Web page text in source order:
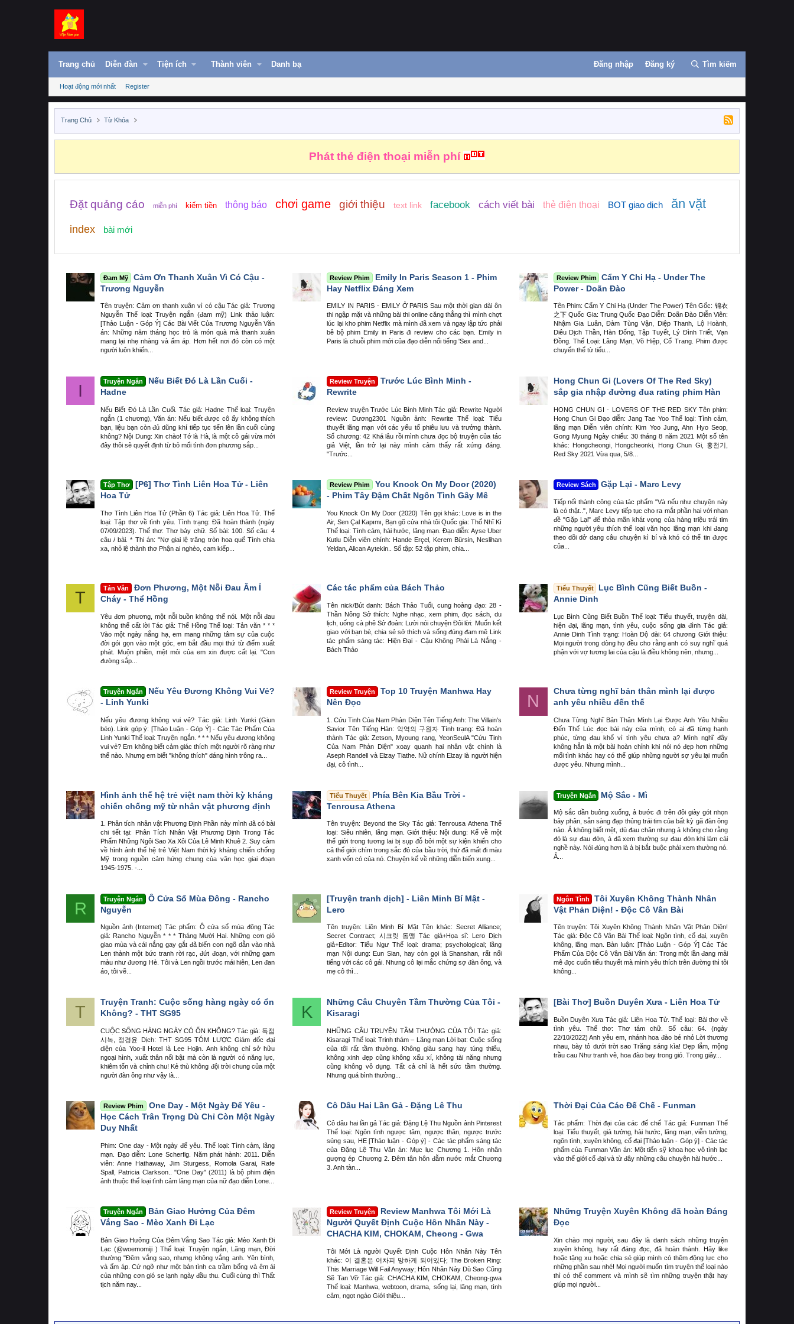
Trang chủ Diễn đàn Tiện ích Thành viên Danh bạ Đăng nhập Đăng ký Tìm kiếm
Hoạt động mới nhất Register
Trang Chủ Từ Khóa
Phát thẻ điện thoại miễn phí
Đặt quảng cáo miễn phí kiếm tiền thông báo chơi game giới thiệu text link facebook cách viết bài thẻ điện thoại BOT giao dịch ăn vặt
index bài mới
Đam Mỹ
Cảm Ơn Thanh Xuân Vì Có Cậu -
Trương Nguyễn
Tên truyện: Cảm ơn thanh xuân vì có cậu Tác giả: Trương
Nguyễn Thể loại: Truyện ngắn (đam mỹ) Link thảo luận:
[Thảo Luận - Góp Ý] Các Bài Viết Của Trương Nguyễn Văn
án: Những năm tháng học trò là món quà mà thanh xuân
mang lại nhẹ nhàng và ấm áp. Hơn hết nơi đó còn có một
người luôn khiến...
Review Phim
Emily In Paris Season 1 - Phim
Hay Netflix Đáng Xem
EMILY IN PARIS - EMILY Ở PARIS Sau một thời gian dài ôn
thi ngập mặt và những bài thi online căng thẳng thì mình chợt
lúc lại kho phim Netflix mà mình đã xem và ngay lập tức phải
bê bộ phim Emily in Paris đi review cho các bạn. Emily in
Paris là chuỗi phim mới của đạo diễn nổi tiếng 'Sex and...
Review Phim
Cẩm Y Chi Hạ - Under The
Power - Doãn Đào
Tên Phim: Cẩm Y Chi Hạ (Under The Power) Tên Gốc: 锦衣
之下 Quốc Gia: Trung Quốc Đạo Diễn: Doãn Đào Diễn Viên:
Nhậm Gia Luân, Đàm Tùng Vận, Diệp Thanh, Lộ Hoành,
Diêu Dịch Thần, Hàn Đống, Tập Tuyết, Lý Đình Triết, Vạn
Đồng. Thể Loại: Lãng Mạn, Võ Hiệp, Cổ Trang. Phim được
chuyển thể từ tiểu...
I Truyện Ngắn
Nếu Biết Đó Là Lần Cuối -
Hadne
Nếu Biết Đó Là Lần Cuối. Tác giả: Hadne Thể loại: Truyện
ngắn (1 chương), Văn án: Nếu biết được cô ấy không thích
bạn, liệu bạn còn đủ dũng khí tiếp tục tiến lên lần cuối cùng
không? Nội Dung: Xin chào! Tớ là Hà, là một cô gái vừa mới
đây thôi sẽ quyết định từ bỏ mối tình đơn phương sắp...
Review Truyện
Trước Lúc Bình Minh -
Rewrite
Review truyện Trước Lúc Bình Minh Tác giả: Rewrite Người
review: Dương2301 Nguồn ảnh: Rewrite Thể loại: Tiểu
thuyết lãng mạn với các yếu tố phiêu lưu và trưởng thành.
Số chương: 42 Khá lâu rồi mình chưa đọc bộ truyện của tác
giả Việt, lần trở lại này mình cảm thấy rất xứng đáng.
"Trước...
Hong Chun Gi (Lovers Of The Red Sky)
sắp gia nhập đường đua rating phim Hàn
HONG CHUN GI - LOVERS OF THE RED SKY Tên phim:
Hong Chun Gi Đạo diễn: Jang Tae Yoo Thể loại: Tình cảm,
lãng mạn Diễn viên chính: Kim Yoo Jung, Ahn Hyo Seop,
Gong Myung Ngày chiếu: 30 tháng 8 năm 2021 Một số tên
khác: Hongcheongi, Hongcheonki, Hong Chun Gi, 홍천기,
Red Sky 2021 Vừa qua, 5/8...
Tập Thơ
[P6] Thơ Tình Liên Hoa Tử - Liên
Hoa Tử
Thơ Tình Liên Hoa Tử (Phần 6) Tác giả: Liên Hoa Tử. Thể
loại: Tập thơ về tình yêu. Tình trạng: Đã hoàn thành (ngày
07/09/2023). Thể thơ: Thơ bảy chữ. Số bài: 100. Số câu: 4
câu / bài. * Thi án: "Nợ giai lệ trăng tròn hoa quế Tình chia
xa, nhỏ lệ thành thơ Phận ai nghèo, cam kiếp...
Review Phim
You Knock On My Door (2020)
- Phim Tây Đậm Chất Ngôn Tình Gây Mê
You Knock On My Door (2020) Tên gọi khác: Love is in the
Air, Sen Çal Kapımı, Bạn gõ cửa nhà tôi Quốc gia: Thổ Nhĩ Kì
Thể loại: Tình cảm, hài hước, lãng mạn. Đạo diễn: Ayse Uber
Kutlu Diễn viên chính: Hande Erçel, Kerem Bürsin, Neslihan
Yeldan, Alican Aytekin.. Số tập: 52 tập phim, chia...
Review Sách Gặp Lại - Marc Levy
Tiếp nối thành công của tác phẩm "Và nếu như chuyện này
là có thật..", Marc Levy tiếp tục cho ra mắt phần hai với nhan
đề "Gặp Lại" để thỏa mãn khát vọng của hàng triệu trái tim
những người yêu thích thể loại văn học lãng mạn khi đang
theo dõi dở dang câu chuyện kì bí và khó có thể tin được
của...
T Tản Văn
Đơn Phương, Một Nỗi Đau Âm Ỉ
Cháy - Thể Hồng
Yêu đơn phương, một nỗi buồn không thể nói. Một nỗi đau
không thể cất lời Tác giả: Thể Hồng Thể loại: Tản văn * * *
Vào một ngày nắng hạ, em mang những tâm sự của cuộc
đời gói gọn vào một góc, em bắt đầu mọi thứ từ điểm xuất
phát. Muộn phiền, mệt mỏi của em xin được cất lại. "Con
đường sắp...
Các tác phẩm của Bách Thảo
Tên nick/Bút danh: Bách Thảo Tuổi, cung hoàng đạo: 28 -
Thần Nông Sở thích: Nghe nhạc, xem phim, đọc sách, du
lịch, uống cà phê Sở đoản: Lười nói chuyện Đôi lời: Muốn kết
giao với bạn bè, chia sẻ sở thích và sống đúng đam mê Link
tác phẩm sáng tác: Hiện Đại - Cậu Không Phải Là Nắng -
Bách Thảo
Tiểu Thuyết
Lục Bình Cũng Biết Buồn -
Annie Dinh
Lục Bình Cũng Biết Buồn Thể loại: Tiểu thuyết, truyện dài,
hiện đại, lãng mạn, tình yêu, cuộc sống gia đình Tác giả:
Annie Dinh Tình trạng: Hoàn Độ dài: 64 chương Giới thiệu:
Mọi người trong dòng họ đều cho rằng anh có suy nghĩ quá
phận với vợ tương lai của cậu là điều không nên, nhưng...
Truyện Ngắn
Nếu Yêu Đương Không Vui Vẻ?
- Linh Yunki
Nếu yêu đương không vui vẻ? Tác giả: Linh Yunki (Giun
béo). Link góp ý: [Thảo Luận - Góp Ý] - Các Tác Phẩm Của
Linh Yunki Thể loại: Truyện ngắn. * * * Nếu yêu đương không
vui vẻ? Em không biết cảm giác thích một người rõ ràng như
thế nào. Nhưng em biết "không thích" dáng hình trông ra...
Review Truyện
Top 10 Truyện Manhwa Hay
Nên Đọc
1. Cứu Tinh Của Nam Phản Diện Tên Tiếng Anh: The Villain's
Savior Tên Tiếng Hàn: 악역의 구원자 Tình trạng: Đã hoàn
thành Tác giả: Zetson, Myoung rang, YeonSeulA "Cứu Tinh
Của Nam Phản Diện" xoay quanh hai nhân vật chính là
Aseph Randell và Elzay Tiathe. Nữ chính Elzay là người hiện
đại, cô tình...
N
Chưa từng nghĩ bản thân mình lại được
anh yêu nhiều đến thế
Chưa Từng Nghĩ Bản Thân Mình Lại Được Anh Yêu Nhiều
Đến Thế Lúc đọc bài này của mình, có ai đã từng hạnh
phúc, từng đau khổ vì tình yêu chưa ạ? Mình nghĩ đây
không hẳn là một bài hoàn chỉnh khi nói nó đẹp hơn những
mối tình khác hay có thể giúp những người sợ yêu lại muốn
được yêu. Nhưng mình...
Hình ảnh thế hệ trẻ việt nam thời kỳ kháng
chiến chống mỹ từ nhân vật phương định
1. Phân tích nhân vật Phương Định Phần này mình đã có bài
chi tiết tại: Phân Tích Nhân Vật Phương Định Trong Tác
Phẩm Những Ngôi Sao Xa Xôi Của Lê Minh Khuê 2. Suy cảm
về hình ảnh thế hệ trẻ Việt Nam thời kỳ kháng chiến chống
Mỹ trong nguồn cảm hứng chung của văn học giai đoạn
1945-1975. -...
Tiểu Thuyết
Phía Bên Kia Bầu Trời -
Tenrousa Athena
Tên truyện: Beyond the Sky Tác giả: Tenrousa Athena Thể
loại: Siêu nhiên, lãng mạn. Giới thiệu: Nội dung: Kể về một
thế giới trong tương lai bị sụp đỗ bởi một sự kiện khiến cho
cả thế giới chìm trong sắc đỏ của bầu trời, thứ đã mất đi màu
xanh vốn có của nó. Chuyện kể về những diễn biến xung...
Truyện Ngắn Mộ Sắc - Mì
Mộ sắc dần buông xuống, ả bước đi trên đôi giày gót nhọn
bảy phân, sẵn sàng đạp thủng trái tim của bất kỳ gã đàn ông
nào. Ả không biết mệt, dù đau chân nhưng ả không cho rằng
đó là sự đau đớn, ả đã xem thường sự đau đớn khi làm cái
nghề này. Nói đúng hơn là ả bị bắt buộc phải xem thường nó.
Ả...
R Truyện Ngắn
Ô Cửa Sổ Mùa Đông - Rancho
Nguyễn
Nguồn ảnh (Internet) Tác phẩm: Ô cửa sổ mùa đông Tác
giả: Rancho Nguyễn * * * Tháng Mười Hai. Những cơn gió
giao mùa và cái nắng gay gắt đã biến con ngõ dẫn vào nhà
Len thành một bức tranh rời rạc, đứt đoạn, với những gam
màu như đương Hè. Tôi và Len ngồi trước mái hiên, Len đan
áo, tôi vẽ...
[Truyện tranh dịch] - Liên Minh Bí Mật -
Lero
Tên truyện: Liên Minh Bí Mật Tên khác: Secret Alliance;
Secret Contract; 시크릿 동맹 Tác giả+Họa sĩ: Lero Dịch
giả+Editor: Tiểu Ngư Thể loại: drama; psychological; lãng
mạn Nội dung: Eun Sian, hay còn gọi là Shanshan, rất nổi
tiếng với các cô gái. Nhưng cô lại mắc chứng sợ đàn ông, và
mẹ cô thì...
Ngôn Tình
Tôi Xuyên Không Thành Nhân
Vật Phản Diện! - Độc Cô Vân Bài
Tên truyện: Tôi Xuyên Không Thành Nhân Vật Phản Diện!
Tác giả: Độc Cô Vân Bài Thể loại: Ngôn tình, cổ đại, xuyên
không, lãng mạn. Bàn luận: [Thảo Luận - Góp Ý] Các Tác
Phẩm Của Độc Cô Vân Bài Văn án: Trong một lần đang mải
mê đọc cuốn tiểu thuyết mà mình yêu thích trên đường thì tôi
không...
T
Truyện Tranh: Cuộc sống hàng ngày có ổn
Không? - THT SG95
CUỘC SỐNG HÀNG NGÀY CÓ ỔN KHÔNG? Tác giả: 독점
시녹, 정경윤 Dịch: THT SG95 TÓM LƯỢC Giám đốc đại
diện của Yoo-il Hotel là Lee Hojin. Anh không chỉ sở hữu
ngoại hình, xuất thân nổi bật mà còn là người có năng lực,
khiêm tốn và chỉnh chu! Kẻ thù không đội trời chung của một
người đàn ông như vậy là...
K
Những Câu Chuyên Tầm Thường Của Tôi -
Kisaragi
NHỮNG CÂU TRUYỆN TẦM THƯỜNG CỦA TÔI Tác giả:
Kisaragi Thể loại: Trinh thám – Lãng mạn Lời bạt: Cuộc sống
của tôi rất tầm thường. Không giàu sang hay túng thiếu,
không xinh đẹp cũng không xấu xí, không tài năng nhưng
cũng không vô dụng. Tất cả chỉ là hết sức tầm thường.
Nhưng quá bình thường...
[Bài Thơ] Buồn Duyên Xưa - Liên Hoa Tử
Buồn Duyên Xưa Tác giả: Liên Hoa Tử. Thể loại: Bài thơ về
tình yêu. Thể thơ: Thơ tám chữ. Số câu: 64. (ngày
22/10/2022) Anh yêu em, nhánh hoa đào bé nhỏ Lời thương
nhau, bày tỏ dưới trời sao Trăng sáng kìa! Đẹp lắm, mộng
trầu cau Như tranh vẽ, hoa đào bay trong gió. Trong giây...
Review Phim
One Day - Một Ngày Để Yêu -
Học Cách Trân Trọng Dù Chỉ Còn Một Ngày
Duy Nhất
Phim: One day - Một ngày để yêu. Thể loại: Tình cảm, lãng
mạn. Đạo diễn: Lone Scherfig. Năm phát hành: 2011. Diễn
viên: Anne Hathaway, Jim Sturgess, Romola Garai, Rafe
Spall, Patricia Clarkson.. "One Day" (2011) là bộ phim điện
ảnh thuộc thể loại tình cảm lãng mạn của nữ đạo diễn Lone...
Cô Dâu Hai Lần Gả - Đặng Lê Thu
Cô dâu hai lần gả Tác giả: Đặng Lệ Thu Nguồn ảnh Pinterest
Thể loại: Ngôn tình ngược tâm, ngược thân, ngược trước
sủng sau, HE [Thảo luận - Góp ý] - Các tác phẩm sáng tác
của Đặng Lệ Thu Văn án: Mục lục Chương 1. Hôn nhân
gượng ép Chương 2. Đêm tân hôn đẫm nước mắt Chương
3. Anh tàn...
Thời Đại Của Các Đế Chế - Funman
Tác phẩm: Thời đại của các đế chế Tác giả: Funman Thể
loại: Tiểu thuyết, giả tưởng, hài hước, lãng mạn, viễn tưởng,
ngôn tình, xuyên không, cổ đại [Thảo luận - Góp ý] - Các tác
phẩm của Funman Văn án: Một tiến sỹ khoa học vô tình lạc
vào thế giới cổ đại và từ đây những câu chuyện hài hước...
Truyện Ngắn
Bản Giao Hưởng Của Đêm
Vắng Sao - Mèo Xanh Đi Lạc
Bản Giao Hưởng Của Đêm Vắng Sao Tác giả: Mèo Xanh Đi
Lạc (@woemomiji ) Thể loại: Truyện ngắn, Lãng mạn, Đời
thường "Đêm vắng sao, nhưng không vắng anh. Yên bình,
và ấm áp. Cứ ngỡ như một bản tình ca trầm bổng và êm ái
của những cơn gió se lạnh ngày đầu thu. Cuối cùng thì Thất
tịch năm nay...
Review Truyện
Review Manhwa Tôi Mới Là
Người Quyết Định Cuộc Hôn Nhân Này -
CHACHA KIM, CHOKAM, Cheong - Gwa
Tôi Mới Là người Quyết Định Cuộc Hôn Nhân Này Tên
khác: 이 결혼은 어차피 망하게 되어있다; The Broken Ring:
This Marriage Will Fail Anyway; Hôn Nhân Này Dù Sao Cũng
Sẽ Tan Vỡ Tác giả: CHACHA KIM, CHOKAM, Cheong-gwa
Thể loại: Manhwa, webtoon, drama, sống lại, lãng mạn, tình
cảm, ngọt ngào Giới thiệu...
Những Truyện Xuyên Không đã hoàn Đáng
Đọc
Xin chào mọi người, sau đây là danh sách những truyện
xuyên không, hay rất đáng đọc, đã hoàn thành. Hãy like
hoặc tặng xu hoặc chia sẻ giúp mình có thêm động lực cho
những phần sau nhé! Mọi người muốn tìm truyện thể loại nào
thì có thể comment và mình sẽ tìm những truyện thật hay
giúp mọi người...